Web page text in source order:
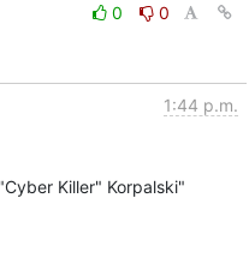
0
0
1:44 p.m.
Killer" Korpalski"